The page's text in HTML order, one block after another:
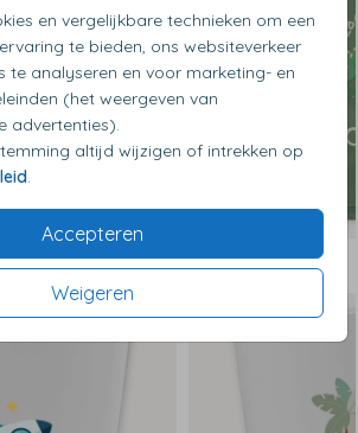
en vergelijkbare technieken om een
te bieden, ons websiteverkeer
te analyseren en voor marketing- en
(het weergeven van
advertenties).
altijd wijzigen of intrekken op
Accepteren
Weigeren
ook leuk